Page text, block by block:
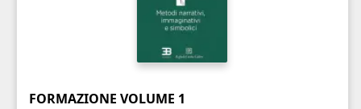
FORMAZIONE VOLUME 1